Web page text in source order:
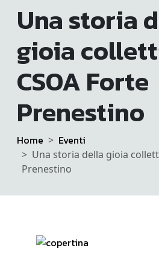
Una storia
gioia
CSOA Forte
Prenestino
Home Eventi
Una storia della gioia
Prenestino